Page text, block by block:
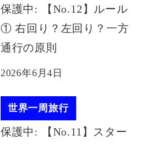
保護中: 【No.12】ルール
① 右回り？左回り？一方
通行の原則
2026年6月4日
世界一周旅行
保護中: 【No.11】スター